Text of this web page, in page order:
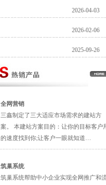
2026-04-03
2026-02-06
2025-09-26
全网营销
三鑫制定了三大适应市场需求的建站方
案。 本建站方案目的：让你的目标客户
的速度找到你;让客户一眼就知道…
筑巢系统
筑巢系统帮助中小企业实现全网推广和